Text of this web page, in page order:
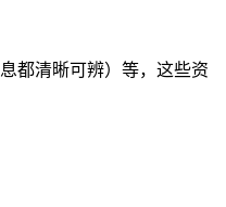
都清晰可辨）等，这些资